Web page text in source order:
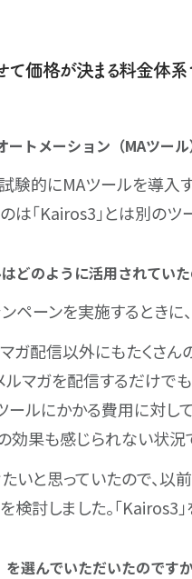
価格が決まる料金体系
トメーション（MAツー
験的にMAツールを導入
は「Kairos3」とは別のツ
どのように活用されてい
ペーンを実施するときに
ガ配信以外にもたくさん
ルマガを配信するだけで
ールにかかる費用に対
効果も感じられない状況
いと思っていたので、以
討しました。「Kairos3
選んでいただいたのです